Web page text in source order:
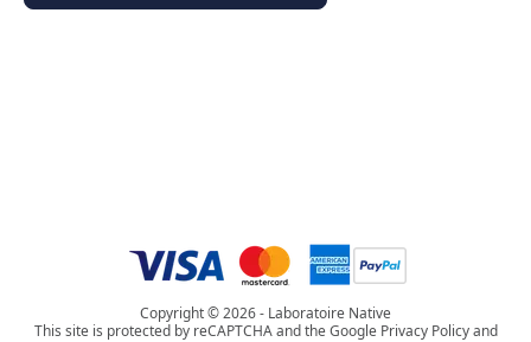
Copyright © 2026 - Laboratoire Native
This site is protected by reCAPTCHA and the Google Privacy Policy and